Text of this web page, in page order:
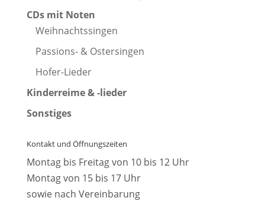
CDs mit Noten
Weihnachtssingen
Passions- & Ostersingen
Hofer-Lieder
Kinderreime & -lieder
Sonstiges
Kontakt und Öffnungszeiten
Montag bis Freitag von 10 bis 12 Uhr
Montag von 15 bis 17 Uhr
sowie nach Vereinbarung